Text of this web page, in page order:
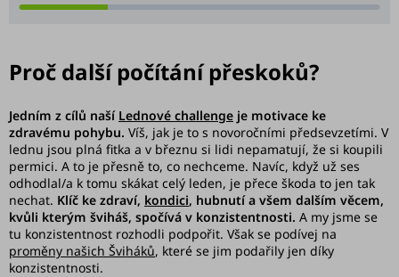
příběh
Challenge
Kontakty
Workshopy
Proč další počítání přeskoků?
Jedním z cílů naší Lednové challenge je motivace ke
zdravému pohybu. Víš, jak je to s novoročními předsevzetími. V
lednu jsou plná fitka a v březnu si lidi nepamatují, že si koupili
permici. A to je přesně to, co nechceme. Navíc, když už ses
odhodlal/a k tomu skákat celý leden, je přece škoda to jen tak
nechat. Klíč ke zdraví, kondici, hubnutí a všem dalším věcem,
kvůli kterým šviháš, spočívá v konzistentnosti. A my jsme se
tu konzistentnost rozhodli podpořit. Však se podívej na
proměny našich Šviháků, které se jim podařily jen díky
konzistentnosti.